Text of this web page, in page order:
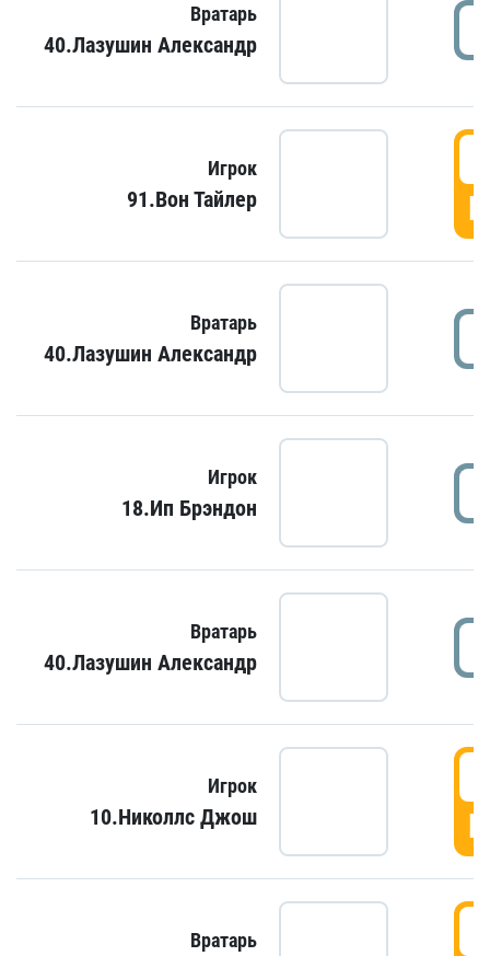
Вратарь
40.Лазушин Александр
Игрок
91.Вон Тайлер
Вратарь
40.Лазушин Александр
Игрок
18.Ип Брэндон
Вратарь
40.Лазушин Александр
Игрок
10.Николлс Джош
Вратарь